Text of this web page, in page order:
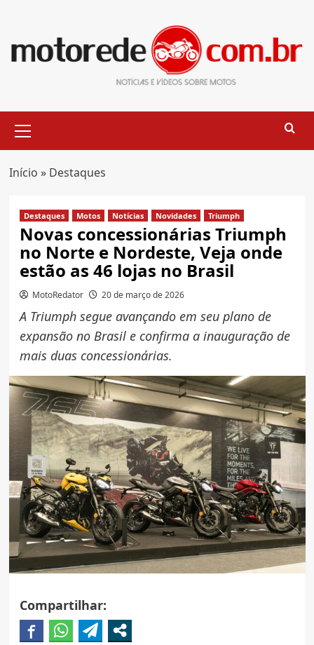
content
Menu
Início » Destaques
Destaques Motos Notícias Novidades Triumph
Novas concessionárias Triumph
no Norte e Nordeste, Veja onde
estão as 46 lojas no Brasil
MotoRedator 20 de março de 2026
A Triumph segue avançando em seu plano de
expansão no Brasil e confirma a inauguração de
mais duas concessionárias.
Compartilhar: